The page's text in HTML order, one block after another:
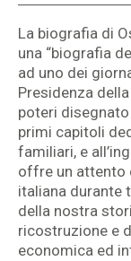
La biografia di
una “biografia
ad uno dei
Presidenza
poteri
primi capitoli
familiari, e
offre un attento
italiana durante
della nostra
ricostruzione e
economica ed